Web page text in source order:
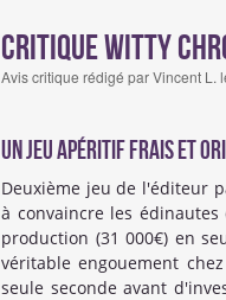
Critique Witty
Avis critique rédigé par Vincent L.
Un jeu apéritif frais et
Deuxième jeu de l'éditeur
à convaincre les
production (31 000€) en
véritable engouement
seule seconde avant